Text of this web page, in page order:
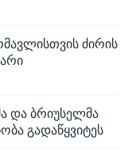
ძირის
და ბრიუსელმა
გადაწყვიტეს